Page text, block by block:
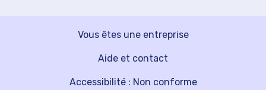
Vous êtes une entreprise
Aide et contact
Accessibilité : Non conforme